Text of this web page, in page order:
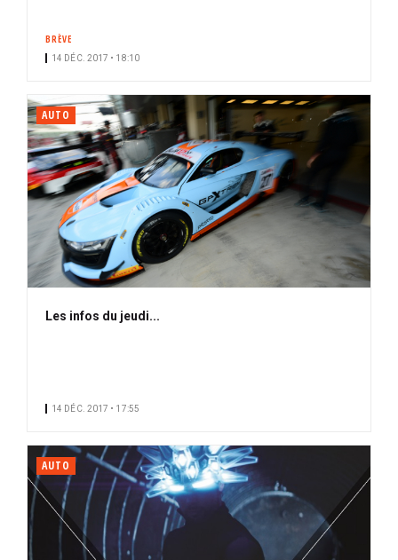
BRÈVE
14 DÉC. 2017 • 18:10
AUTO
Les infos du jeudi...
14 DÉC. 2017 • 17:55
AUTO